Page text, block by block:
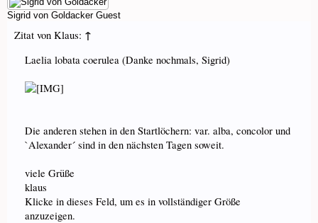
Sigrid von Goldacker Guest
Zitat von Klaus: ↑
Laelia lobata coerulea (Danke nochmals, Sigrid)
Die anderen stehen in den Startlöchern: var. alba, concolor und
`Alexander´ sind in den nächsten Tagen soweit.
viele Grüße
klaus
Klicke in dieses Feld, um es in vollständiger Größe
anzuzeigen.